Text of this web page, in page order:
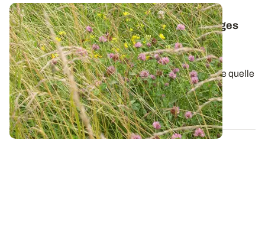
Polyculture-élevage - Produire des fourrages
toute l'année pour faire face aux aléas
climatiques
Les aléas climatiques pouvant intervenir à n'importe quelle
période de l’année, il...
08 NOV. 2012